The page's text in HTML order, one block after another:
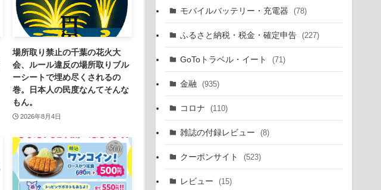
場所取り禁止の千葉の花火大
会、ルール違反の場所取りブル
ーシートで埋め尽くされるの
巻。日本人の民度なんてそんな
もん。
2026年8月4日
モバイルバッテリー・充電器 (78)
ふるさと納税・税金・確定申告 (227)
GoToトラベル・イート (71)
金融 (935)
コロナ (110)
雑誌の付録レビュー (8)
クーポンサイト (523)
レビュー (15)